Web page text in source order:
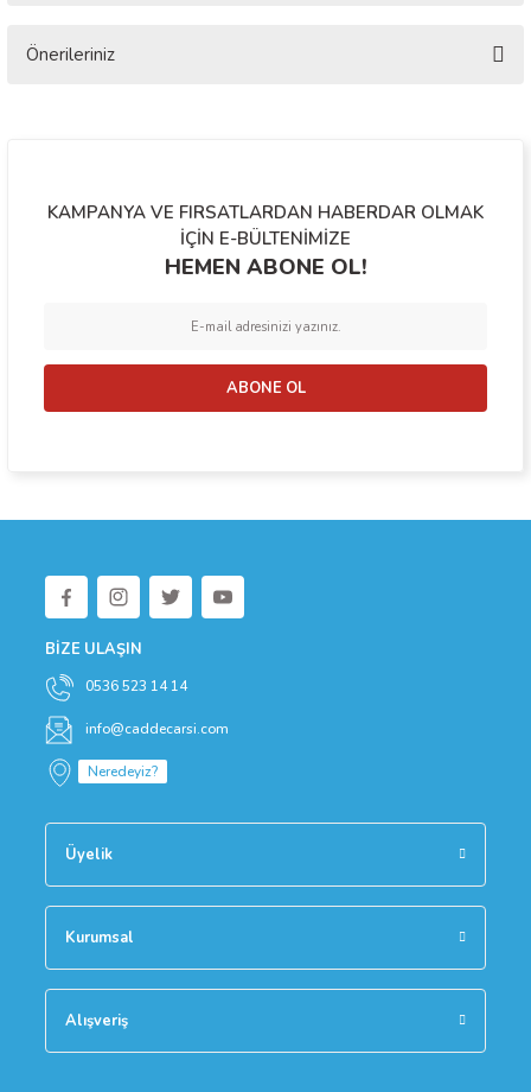
Önerileriniz
Ürün resmi kalitesiz, bozuk veya görüntülenemiyor.
Ürün açıklamasında eksik bilgiler bulunuyor.
Ürün fiyatı diğer sitelerden daha pahalı.
Bu ürüne benzer farklı alternatifler olmalı.
KAMPANYA VE FIRSATLARDAN HABERDAR OLMAK
İÇİN E-BÜLTENİMİZE
HEMEN ABONE OL!
ABONE OL
BİZE ULAŞIN
0536 523 14 14
info@caddecarsi.com
Neredeyiz?
Üyelik
Kurumsal
Alışveriş